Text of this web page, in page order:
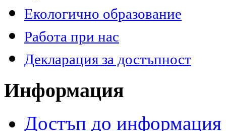
Екологично образование
Работа при нас
Декларация за достъпност
Информация
Достъп до информация